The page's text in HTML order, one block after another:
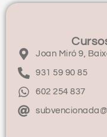
Joan Miró 9,
931 59 90 85
602 254 837